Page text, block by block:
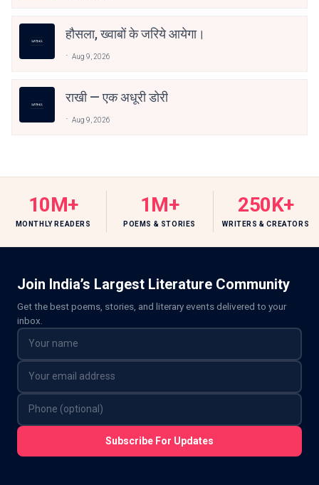
हौसला, ख्वाबों के जरिये आयेगा।
Aug 9, 2026
राखी — एक अधूरी डोरी
Aug 9, 2026
10M+
MONTHLY READERS
1M+
POEMS & STORIES
250K+
WRITERS & CREATORS
Join India’s Largest Literature Community
Get the best poems, stories, and literary events delivered to your
inbox.
Subscribe For Updates